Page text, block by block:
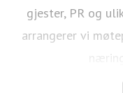
gjester, PR og
arrangerer vi